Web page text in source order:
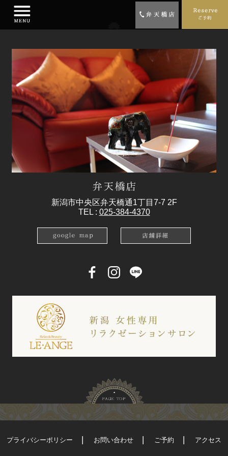
新潟市中央区弁天橋通1丁目7-7 2F
TEL : 025-384-4370
プライバシーポリシー お問い合わせ ご予約 アクセス